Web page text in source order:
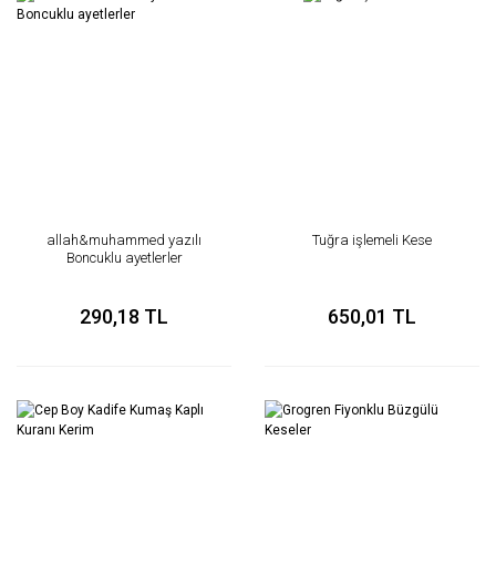
allah&muhammed yazılı
Boncuklu ayetlerler
290,18 TL
Tuğra işlemeli Kese
650,01 TL